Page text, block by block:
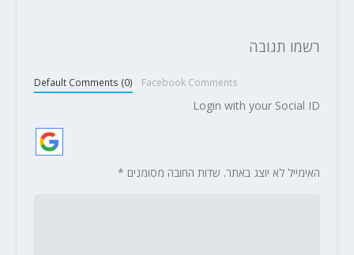
רשמו תגובה
Default Comments (0) Facebook Comments
Login with your Social ID
האימייל לא יוצג באתר. שדות החובה מסומנים *